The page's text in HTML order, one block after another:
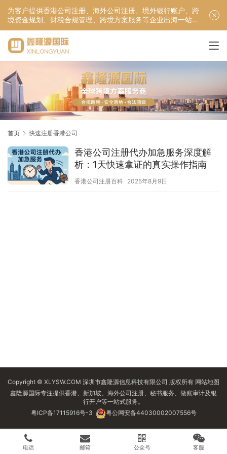
为客户提供香港公司注册、海外公司注册、境外银行账户、跨
境资金规划、财税合规管理、跨境方案服务等企业出海一站式
服务！
首页 快速注册香港公司
香港公司注册代办加急服务深度解
析：1天快速拿证的真实操作指南
香港公司注册百科 2025年8月9日
Copyright © XLYSW.COM 深圳市鑫隆源信息科技有限公司 版权所有 网站地图
鑫隆源国际专注提供香港、新加坡、海外公司注册、秘书服务、做账审计及银
行开户等一站式服务。
粤ICP备17115916号-3
粤公网安备44030002007556号
电话 邮箱 公众号 客服